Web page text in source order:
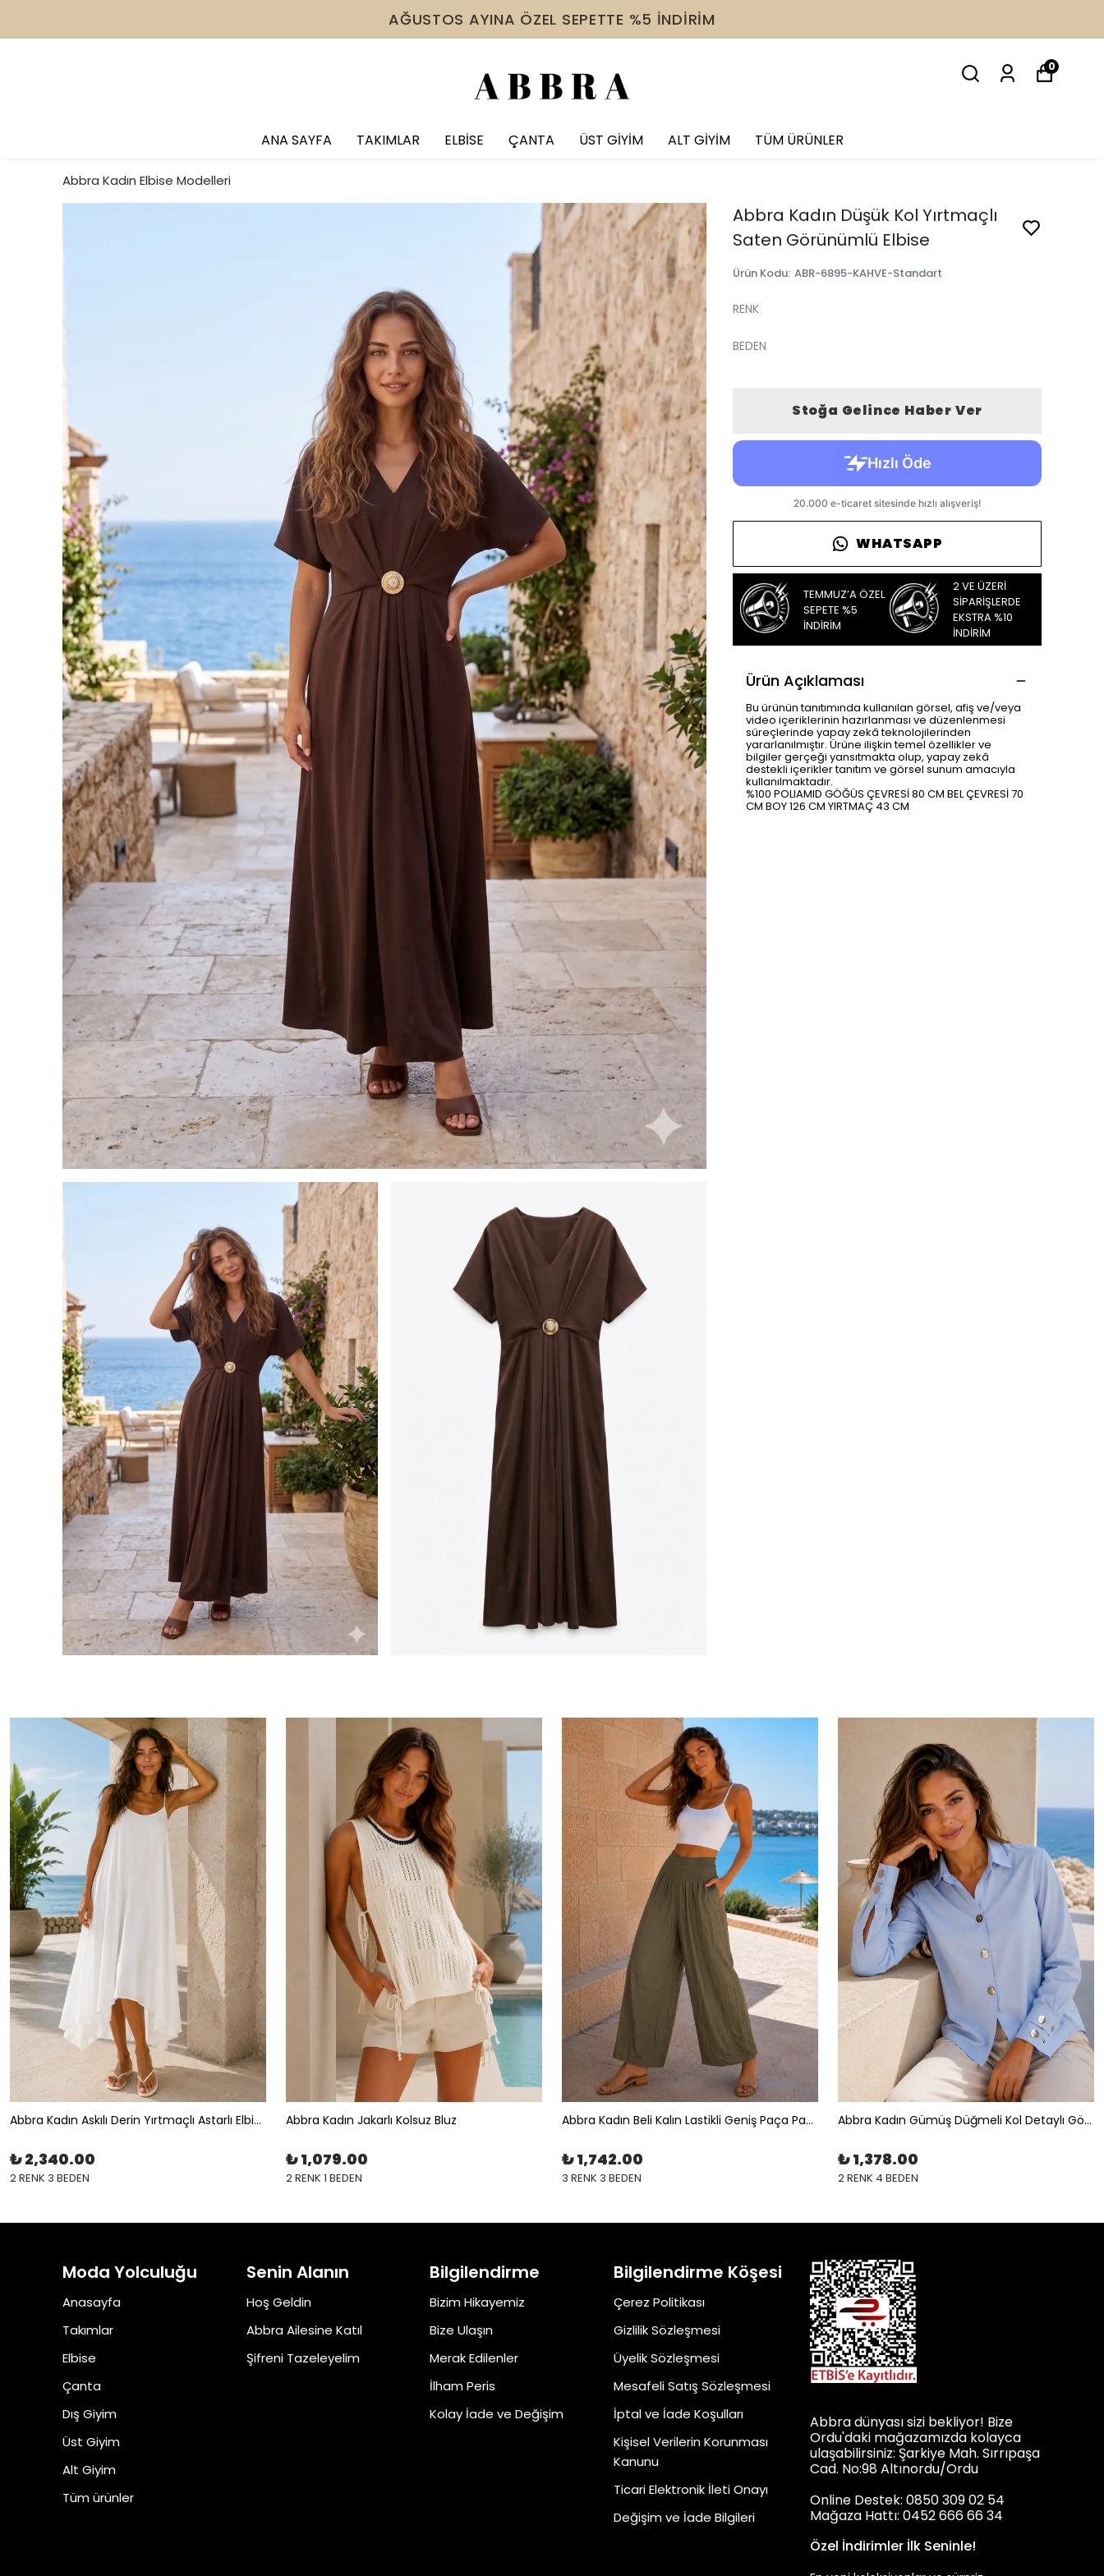
2 VE ÜZERİ ÜRÜNDE TÜM İNDİRİMLERE EK %10 İNDİRİM
ANA SAYFA TAKIMLAR ELBİSE ÇANTA ÜST GİYİM ALT GİYİM TÜM ÜRÜNLER
0
Abbra Kadın Elbise Modelleri
Abbra Kadın Düşük Kol Yırtmaçlı
Saten Görünümlü Elbise
Ürün Kodu: ABR-6895-KAHVE-Standart
RENK
BEDEN
Stoğa Gelince Haber Ver
WHATSAPP
TEMMUZ’A ÖZEL
SEPETE %5
İNDİRİM
2 VE ÜZERİ
SİPARİŞLERDE
EKSTRA %10
İNDİRİM
Ürün Açıklaması
Bu ürünün tanıtımında kullanılan görsel, afiş ve/veya
video içeriklerinin hazırlanması ve düzenlenmesi
süreçlerinde yapay zekâ teknolojilerinden
yararlanılmıştır. Ürüne ilişkin temel özellikler ve
bilgiler gerçeği yansıtmakta olup, yapay zekâ
destekli içerikler tanıtım ve görsel sunum amacıyla
kullanılmaktadır.
%100 POLIAMID GÖĞÜS ÇEVRESİ 80 CM BEL ÇEVRESİ 70
CM BOY 126 CM YIRTMAÇ 43 CM
Abbra Kadın Askılı Derin Yırtmaçlı Astarlı Elbise
₺ 2,340.00
2 RENK 3 BEDEN
Abbra Kadın Jakarlı Kolsuz Bluz
₺ 1,079.00
2 RENK 1 BEDEN
Abbra Kadın Beli Kalın Lastikli Geniş Paça Pantolon
₺ 1,742.00
3 RENK 3 BEDEN
Abbra Kadın Gümüş Düğmeli Kol Detaylı Gömlek
₺ 1,378.00
2 RENK 4 BEDEN
Moda Yolculuğu
Anasayfa
Takımlar
Elbise
Çanta
Dış Giyim
Üst Giyim
Alt Giyim
Tüm ürünler
Senin Alanın
Hoş Geldin
Abbra Ailesine Katıl
Şifreni Tazeleyelim
Bilgilendirme
Bizim Hikayemiz
Bize Ulaşın
Merak Edilenler
İlham Peris
Kolay İade ve Değişim
Bilgilendirme Köşesi
Çerez Politikası
Gizlilik Sözleşmesi
Üyelik Sözleşmesi
Mesafeli Satış Sözleşmesi
İptal ve İade Koşulları
Kişisel Verilerin Korunması
Kanunu
Ticari Elektronik İleti Onayı
Değişim ve İade Bilgileri
Abbra dünyası sizi bekliyor! Bize
Ordu'daki mağazamızda kolayca
ulaşabilirsiniz: Şarkiye Mah. Sırrıpaşa
Cad. No:98 Altınordu/Ordu
Online Destek: 0850 309 02 54
Mağaza Hattı: 0452 666 66 34
Özel İndirimler İlk Seninle!